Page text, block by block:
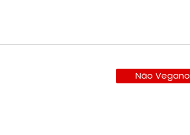
Não Vegano